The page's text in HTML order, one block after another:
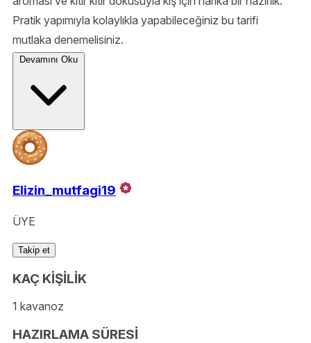
Pratik yapımıyla kolaylıkla yapabileceğiniz bu tarifi
mutlaka denemelisiniz.
Devamını Oku
Elizin_mutfagi19
ÜYE
Takip et
KAÇ KİŞİLİK
1 kavanoz
HAZIRLAMA SÜRESİ